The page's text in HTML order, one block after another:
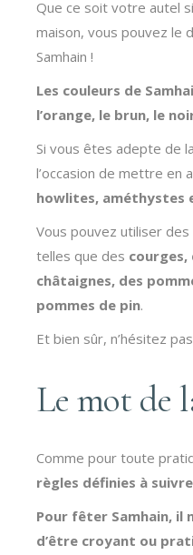
Que ce soit votre autel
maison, vous pouvez le
Samhain !
Les couleurs de
l’orange, le brun, le
Si vous êtes adepte de
l’occasion de mettre en
howlites, améthystes
Vous pouvez utiliser des
telles que des courges,
châtaignes, des
pommes de pin.
Et bien sûr, n’hésitez
Le mot de
Comme pour toute
règles définies à
Pour fêter Samhain, il
d’être croyant ou